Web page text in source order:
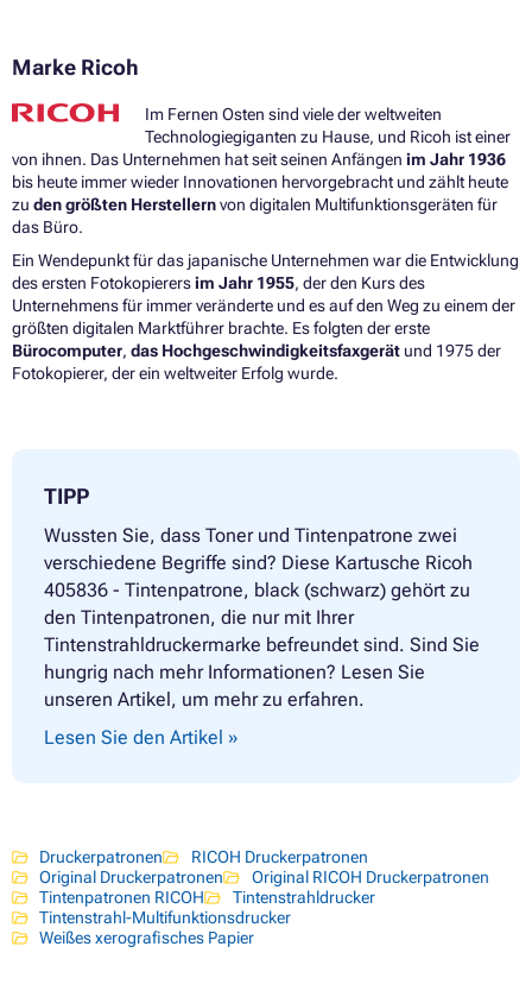
Marke Ricoh
Im Fernen Osten sind viele der weltweiten
Technologiegiganten zu Hause, und Ricoh ist einer
von ihnen. Das Unternehmen hat seit seinen Anfängen im Jahr 1936
bis heute immer wieder Innovationen hervorgebracht und zählt heute
zu den größten Herstellernvon digitalen Multifunktionsgeräten für
das Büro.
Ein Wendepunkt für das japanische Unternehmen war die Entwicklung
des ersten Fotokopierersim Jahr 1955, der den Kurs des
Unternehmens für immer veränderte und es auf den Weg zu einem der
größten digitalen Marktführer brachte. Es folgten der erste
Bürocomputer, das Hochgeschwindigkeitsfaxgerät und 1975 der
Fotokopierer, der ein weltweiter Erfolg wurde.
TIPP
Wussten Sie, dass Toner und Tintenpatrone zwei
verschiedene Begriffe sind? Diese Kartusche Ricoh
405836 - Tintenpatrone, black (schwarz) gehört zu
den Tintenpatronen, die nur mit Ihrer
Tintenstrahldruckermarke befreundet sind. Sind Sie
hungrig nach mehr Informationen? Lesen Sie
unseren Artikel, um mehr zu erfahren.
Lesen Sie den Artikel »
Druckerpatronen
RICOH Druckerpatronen
Original Druckerpatronen
Original RICOH Druckerpatronen
Tintenpatronen RICOH
Tintenstrahldrucker
Tintenstrahl-Multifunktionsdrucker
Weißes xerografisches Papier